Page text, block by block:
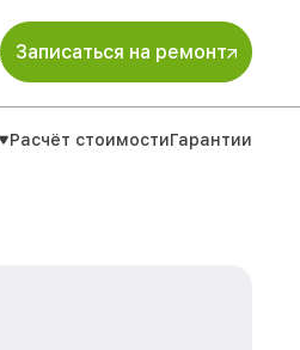
Записаться на ремонт
Расчёт стоимостиГарантии